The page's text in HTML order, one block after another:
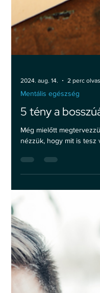
2024. aug. 14.
5 tény a
Még mielőtt
nézzük, hogy mit is tesz